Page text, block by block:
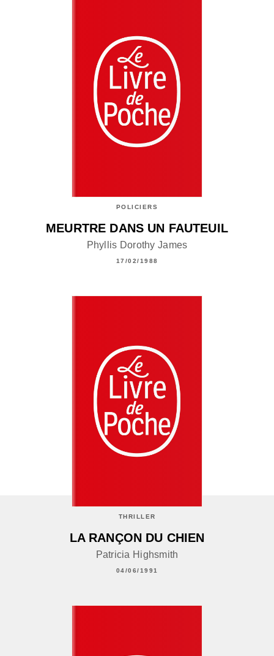
POLICIERS
MEURTRE DANS UN FAUTEUIL
Phyllis Dorothy James
17/02/1988
THRILLER
LA RANÇON DU CHIEN
Patricia Highsmith
04/06/1991